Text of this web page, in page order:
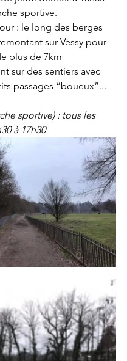
sportive.
: le long des berges
sur Vessy pour
plus de 7km
sur des sentiers avec
passages “boueux”...
sportive) : tous les
à 17h30